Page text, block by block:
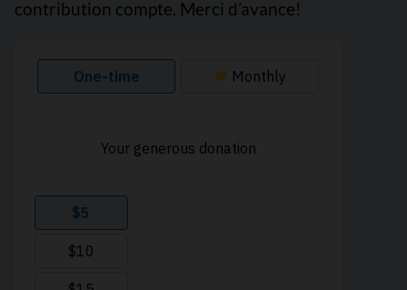
contribution compte. Merci d’avance!